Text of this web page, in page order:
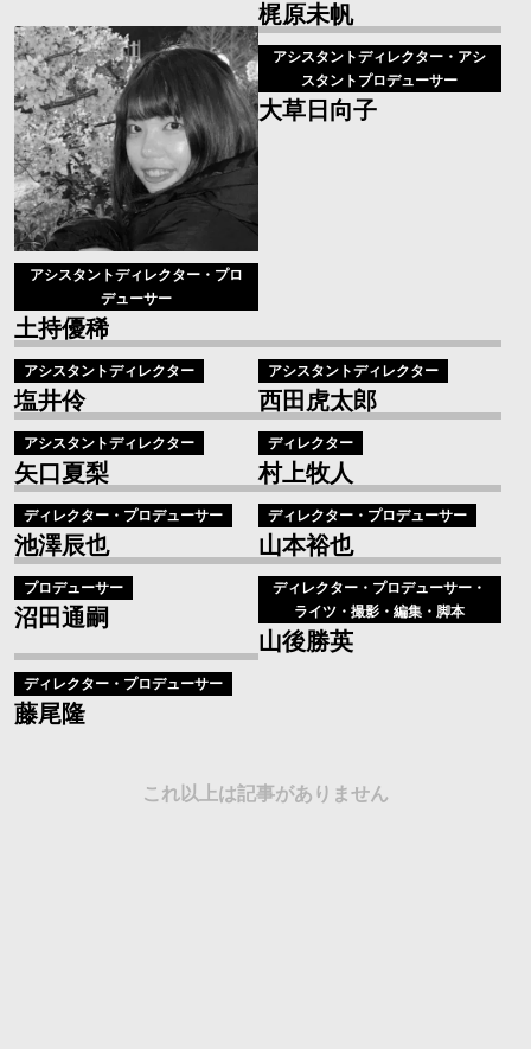
梶原未帆
アシスタントディレクター・プロ
デューサー
土持優稀
アシスタントディレクター
塩井伶 アシスタントディレクター
西田虎太郎